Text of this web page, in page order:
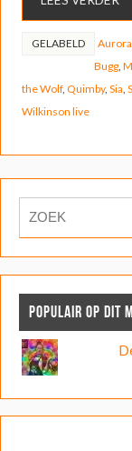
GELABELD Aurora
Bugg,
the Wolf, Quimby, Sia
Wilkinson live
POPULAIR OP DIT